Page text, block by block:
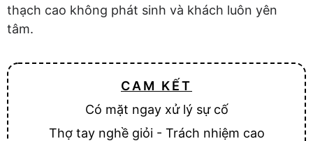
thạch cao không phát sinh và khách luôn yên
tâm.
CAM KẾT
Có mặt ngay xử lý sự cố
Thợ tay nghề giỏi - Trách nhiệm cao